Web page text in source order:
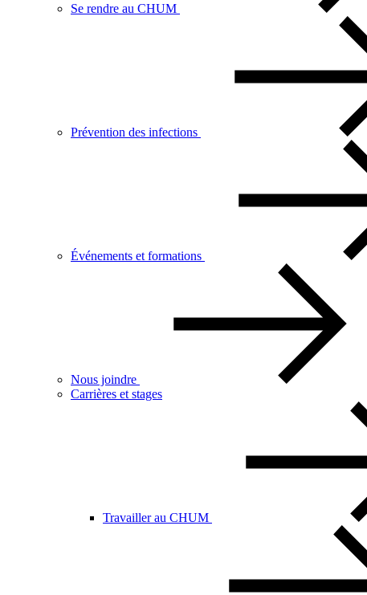
Se rendre au CHUM
Prévention des infections
Événements et formations
Nous joindre
Carrières et stages
Travailler au CHUM